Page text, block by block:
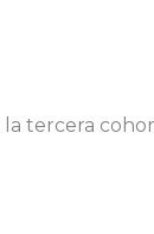
tercera